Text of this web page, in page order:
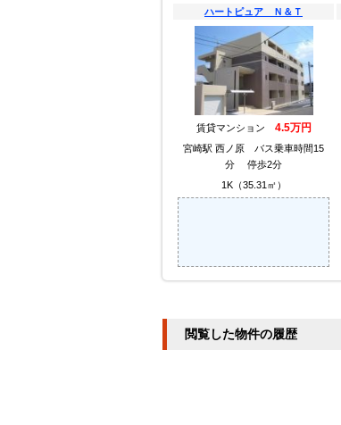
ハートピュア Ｎ＆Ｔ
賃貸マンション 4.5万円
宮崎駅 西ノ原 バス乗車時間15
分 停歩2分
1K（35.31㎡）
閲覧した物件の履歴